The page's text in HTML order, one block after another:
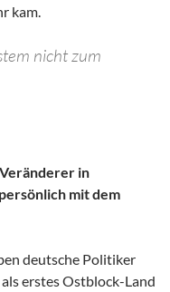
kam.
nicht zum
in
mit dem
deutsche Politiker
erstes Ostblock-Land